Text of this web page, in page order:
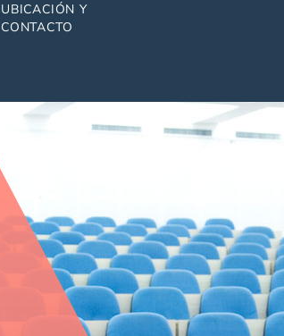
UBICACIÓN Y
CONTACTO